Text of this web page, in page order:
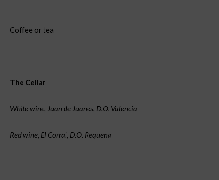
Coffee or tea
The Cellar
White wine, Juan de Juanes, D.O. Valencia
Red wine, El Corral, D.O. Requena